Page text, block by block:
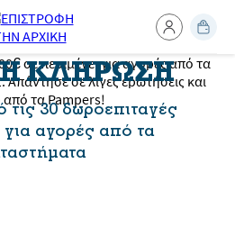
ΚΛΗΡΩΣΗ
τις 30 δωροεπιταγές
για αγορές από τα